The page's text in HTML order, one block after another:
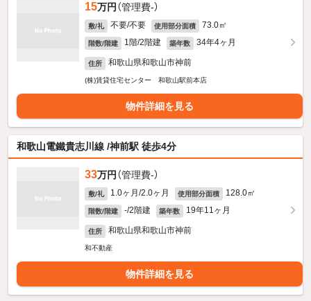
15万円 （管理費-）
敷/礼 不要/不要 使用部分面積 73.0㎡
階数/階建 1階/2階建 築年数 34年4ヶ月
住所 和歌山県和歌山市神前
(株)賃貸住宅センター 和歌山駅前本店
物件詳細を見る
和歌山電鐵貴志川線 /神前駅 徒歩4分
33万円 （管理費-）
敷/礼 1.0ヶ月/2.0ヶ月 使用部分面積 128.0㎡
階数/階建 -/2階建 築年数 19年11ヶ月
住所 和歌山県和歌山市神前
和不動産
物件詳細を見る